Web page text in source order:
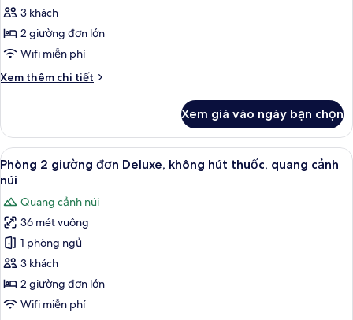
quang
núi
giường
đơn
Superior,
hút
cảnh
núi
3 khách
2 giường đơn lớn
Wifi miễn phí
Xem thêm chi tiết
Chi
Phòng
giường
đơn
không
hút
thuốc,
quang
cảnh
Xem giá vào ngày bạn chọn
Xem
tất
ảnh
Phòng
2
giường
đơn
Deluxe,
Phòng 2 giường đơn Deluxe, không
7
Phòng 2 giường đơn Deluxe, không hút thuốc, quang cảnh
núi
Quang cảnh núi
36 mét vuông
1 phòng ngủ
3 khách
2 giường đơn lớn
Wifi miễn phí